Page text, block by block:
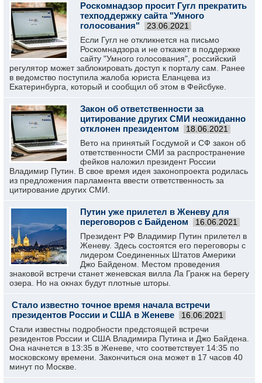
Роскомнадзор просит Гугл прекратить
техподдержку сайта "Умного
голосования"
23.06.2021
Если Гугл не откликнется на письмо
Роскомнадзора и не откажет в поддержке
сайту "Умного голосования", российский
регулятор может заблокировать доступ к порталу сам. Ранее
в ведомство поступила жалоба юриста Еланцева из
Екатеринбурга, который и сообщил об этом в Фейсбуке.
Закон об ответственности за
цитирование других СМИ неожиданно
отклонен президентом
18.06.2021
Вето на принятый Госдумой и СФ закон об
ответственности СМИ за распространение
фейков наложил президент России
Владимир Путин. В свое время идея законопроекта родилась
из предложения парламента ввести ответственность за
цитирование других СМИ.
Путин уже прилетел в Женеву для
переговоров с Байденом
16.06.2021
Президент РФ Владимир Путин прилетел в
Женеву. Здесь состоятся его переговоры с
лидером Соединенных Штатов Америки
Джо Байденом. Местом проведения
знаковой встречи станет женевская вилла Ла Гранж на берегу
озера. Но на окнах будут плотные шторы.
Стало известно точное время начала встречи
президентов России и США в Женеве
16.06.2021
Стали известны подробности предстоящей встречи
резидентов России и США Владимира Путина и Джо Байдена.
Она начнется в 13:35 в Женеве, что соответствует 14:35 по
московскому времени. Закончиться она может в 17 часов 40
минут по Москве.